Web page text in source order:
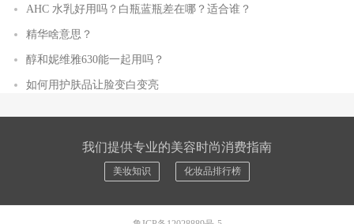
AHC 水乳好用吗？白瓶蓝瓶差在哪？适合谁？
精华啥意思？
醇和妮维雅630能一起用吗？
如何用护肤品让脸变白变亮
我们提供专业的美容时尚消费指南
美妆知识 化妆品排行榜